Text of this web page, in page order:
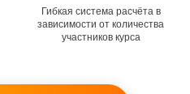
Гибкая система расчёта в
зависимости от количества
участников курса